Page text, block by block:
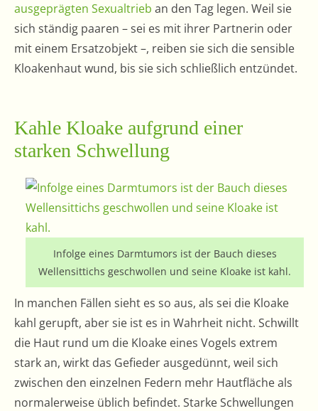
ausgeprägten Sexualtrieb an den Tag legen. Weil sie
sich ständig paaren – sei es mit ihrer Partnerin oder
mit einem Ersatzobjekt –, reiben sie sich die sensible
Kloakenhaut wund, bis sie sich schließlich entzündet.
Kahle Kloake aufgrund einer
starken Schwellung
Infolge eines Darmtumors ist der Bauch dieses
Wellensittichs geschwollen und seine Kloake ist kahl.
In manchen Fällen sieht es so aus, als sei die Kloake
kahl gerupft, aber sie ist es in Wahrheit nicht. Schwillt
die Haut rund um die Kloake eines Vogels extrem
stark an, wirkt das Gefieder ausgedünnt, weil sich
zwischen den einzelnen Federn mehr Hautfläche als
normalerweise üblich befindet. Starke Schwellungen